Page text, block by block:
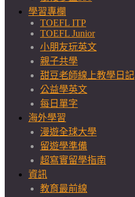
學習專欄
TOEFL ITP
TOEFL Junior
小朋友玩英文
親子共學
甜豆老師線上教學日記
公益學英文
每日單字
海外學習
漫遊全球大學
留遊學準備
超寫實留學指南
資訊
教育最前線